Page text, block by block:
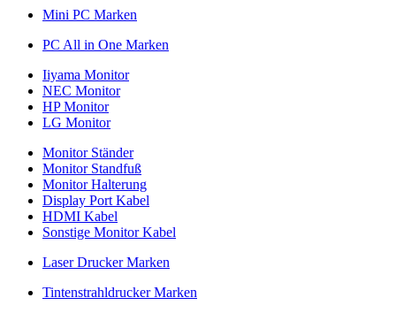
Mini PC Marken
PC All in One Marken
Iiyama Monitor
NEC Monitor
HP Monitor
LG Monitor
Monitor Ständer
Monitor Standfuß
Monitor Halterung
Display Port Kabel
HDMI Kabel
Sonstige Monitor Kabel
Laser Drucker Marken
Tintenstrahldrucker Marken